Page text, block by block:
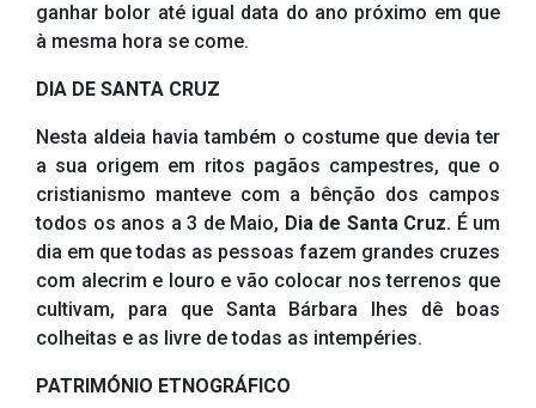
ganhar bolor até igual data do ano próximo em que
à mesma hora se come.
DIA DE SANTA CRUZ
Nesta aldeia havia também o costume que devia ter
a sua origem em ritos pagãos campestres, que o
cristianismo manteve com a bênção dos campos
todos os anos a 3 de Maio, Dia de Santa Cruz. É um
dia em que todas as pessoas fazem grandes cruzes
com alecrim e louro e vão colocar nos terrenos que
cultivam, para que Santa Bárbara lhes dê boas
colheitas e as livre de todas as intempéries.
PATRIMÓNIO ETNOGRÁFICO